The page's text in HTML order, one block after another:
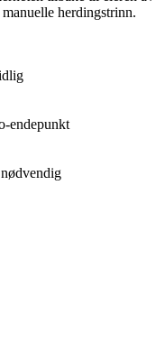
herdingstrinn.
endepunkt